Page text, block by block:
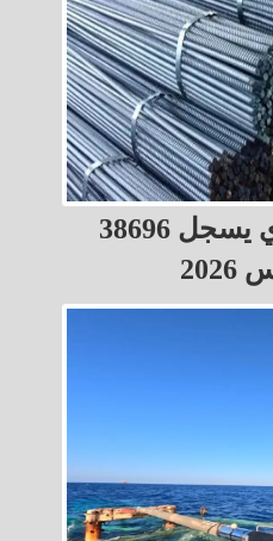
سعر الحديد الاستثماري يسجل 38696